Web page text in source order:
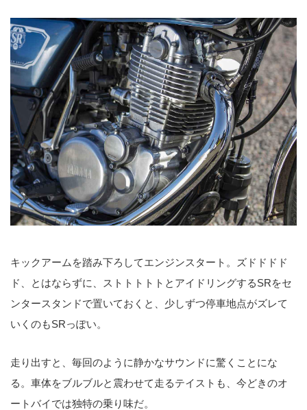
キックアームを踏み下ろしてエンジンスタート。ズドドドド
ド、とはならずに、ストトトトトとアイドリングするSRをセ
ンタースタンドで置いておくと、少しずつ停車地点がズレて
いくのもSRっぽい。
走り出すと、毎回のように静かなサウンドに驚くことにな
る。車体をブルブルと震わせて走るテイストも、今どきのオ
ートバイでは独特の乗り味だ。